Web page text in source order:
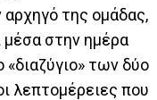
της ομάδας,
στην ημέρα
«διαζύγιο» των δύο
λεπτομέρειες που